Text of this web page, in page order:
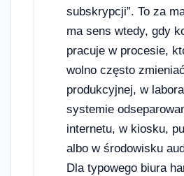
subskrypcji”. To za
ma sens wtedy, gdy
pracuje w procesie,
wolno często
produkcyjnej, w
systemie
internetu, w kiosku,
albo w środowisku
Dla typowego biura